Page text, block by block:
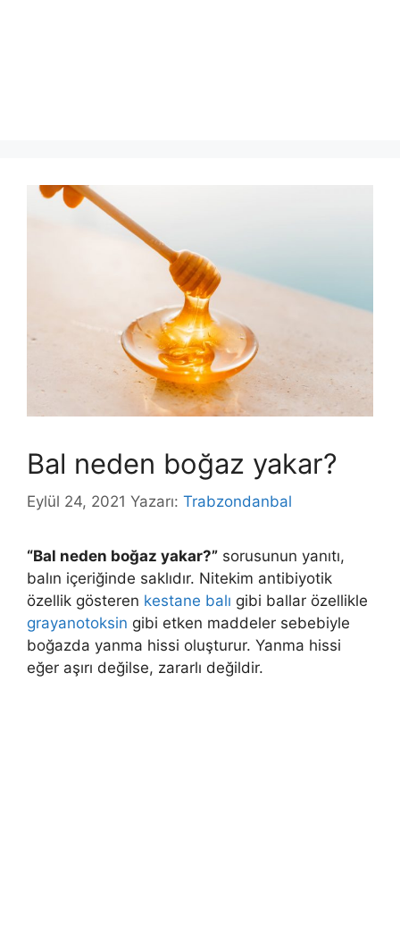
Bal neden boğaz yakar?
Eylül 24, 2021 Yazarı: Trabzondanbal
“Bal neden boğaz yakar?” sorusunun yanıtı,
balın içeriğinde saklıdır. Nitekim antibiyotik
özellik gösteren kestane balı gibi ballar özellikle
grayanotoksin gibi etken maddeler sebebiyle
boğazda yanma hissi oluşturur. Yanma hissi
eğer aşırı değilse, zararlı değildir.